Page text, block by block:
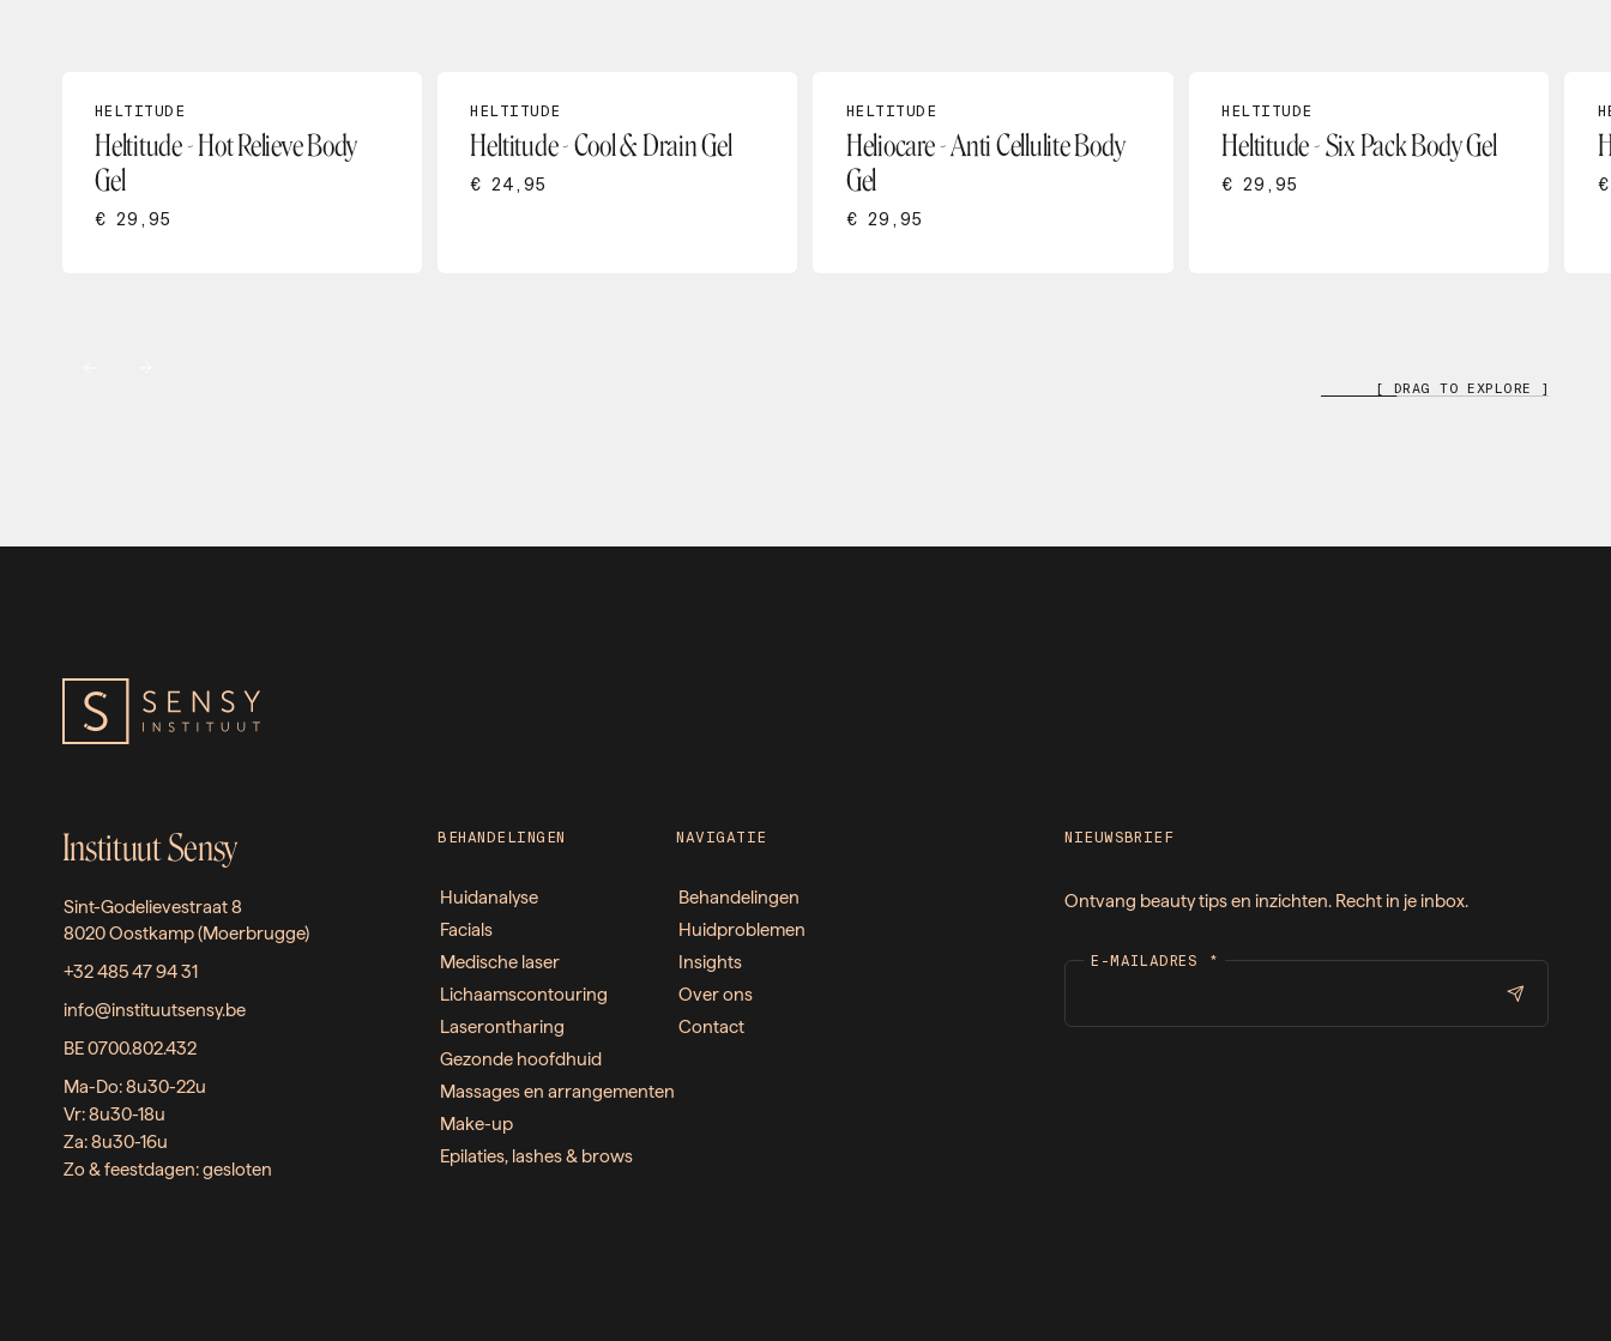
HELTITUDE
Heltitude - Hot Relieve Body
Gel
€ 29,95
HELTITUDE
Heltitude - Cool & Drain Gel
€ 24,95
HELTITUDE
Heliocare - Anti Cellulite Body
Gel
€ 29,95
HELTITUDE
Heltitude - Six Pack Body Gel
€ 29,95
[ DRAG TO EXPLORE ]
Instituut Sensy
Sint-Godelievestraat 8
8020 Oostkamp (Moerbrugge)
+32 485 47 94 31
info@instituutsensy.be
BE 0700.802.432
Ma-Do: 8u30-22u
Vr: 8u30-18u
Za: 8u30-16u
Zo & feestdagen: gesloten
BEHANDELINGEN
Huidanalyse
Facials
Medische laser
Lichaamscontouring
Laserontharing
Gezonde hoofdhuid
Massages en arrangementen
Make-up
Epilaties, lashes & brows
NAVIGATIE
Behandelingen
Huidproblemen
Insights
Over ons
Contact
NIEUWSBRIEF
Ontvang beauty tips en inzichten. Recht in je inbox.
E-MAILADRES *